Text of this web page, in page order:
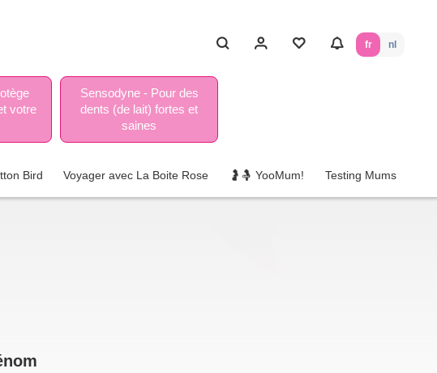
fr nl
votre
Sensodyne - Pour des
dents (de lait) fortes et
saines
Bird Voyager avec La Boite Rose 🤰🤱 YooMum! Testing Mums